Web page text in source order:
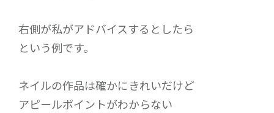
右側が私がアドバイスするとしたら
という例です。
ネイルの作品は確かにきれいだけど
アピールポイントがわからない